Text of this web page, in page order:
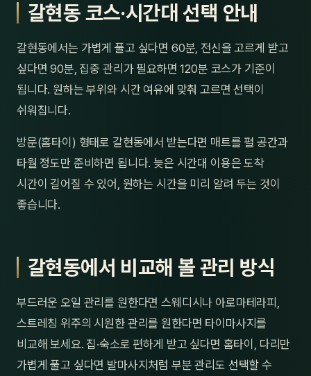
갈현동 코스·시간대 선택 안내
갈현동에서는 가볍게 풀고 싶다면 60분, 전신을 고르게 받고
싶다면 90분, 집중 관리가 필요하면 120분 코스가 기준이
됩니다. 원하는 부위와 시간 여유에 맞춰 고르면 선택이
쉬워집니다.
방문(홈타이) 형태로 갈현동에서 받는다면 매트를 펼 공간과
타월 정도만 준비하면 됩니다. 늦은 시간대 이용은 도착
시간이 길어질 수 있어, 원하는 시간을 미리 알려 두는 것이
좋습니다.
갈현동에서 비교해 볼 관리 방식
부드러운 오일 관리를 원한다면 스웨디시나 아로마테라피,
스트레칭 위주의 시원한 관리를 원한다면 타이마사지를
비교해 보세요. 집·숙소로 편하게 받고 싶다면 홈타이, 다리만
가볍게 풀고 싶다면 발마사지처럼 부분 관리도 선택할 수